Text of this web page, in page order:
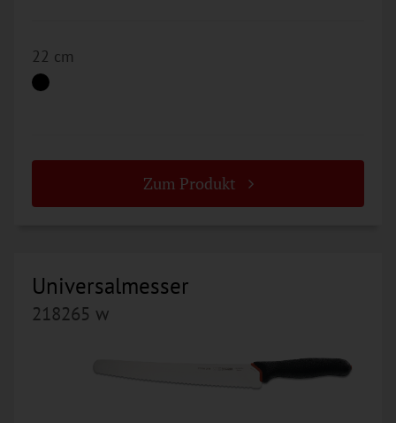
22 cm
Zum Produkt
Universalmesser
218265 w